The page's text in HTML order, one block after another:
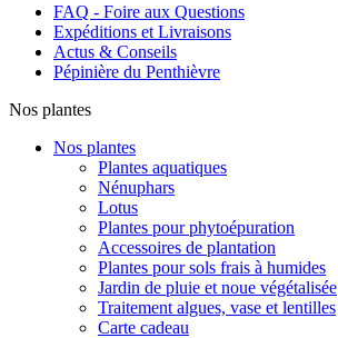
FAQ - Foire aux Questions
Expéditions et Livraisons
Actus & Conseils
Pépinière du Penthièvre
Nos plantes
Nos plantes
Plantes aquatiques
Nénuphars
Lotus
Plantes pour phytoépuration
Accessoires de plantation
Plantes pour sols frais à humides
Jardin de pluie et noue végétalisée
Traitement algues, vase et lentilles
Carte cadeau